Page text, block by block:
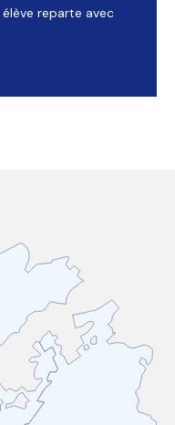
reparte avec